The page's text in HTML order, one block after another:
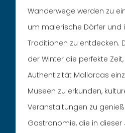
Wanderwege werden zu
um malerische Dörfer und
Traditionen zu entdecken.
der Winter die perfekte
Authentizität Mallorcas
Museen zu erkunden,
Veranstaltungen zu
Gastronomie, die in dieser